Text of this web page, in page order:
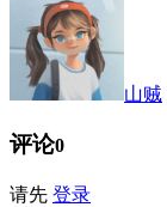
山贼
评论0
请先 登录